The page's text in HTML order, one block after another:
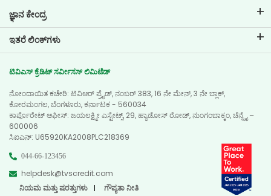
ಜ್ಞಾನ ಕೇಂದ್ರ
ಬ್ಲಾಗ್‌ಗಳು
ಎಫ್ಎಕ್ಯೂ ಗಳು
ಪ್ರಶಂಸಾಪತ್ರಗಳು
ವಿಡಿಯೋ ಗ್ಯಾಲರಿ
ಇತರೆ ಲಿಂಕ್‌ಗಳು
ಡೀಲರ್ ಲೊಕೇಟರ್
ಸೈಟ್ ಮ್ಯಾಪ್
ಟಿವಿಎಸ್ ಕ್ರೆಡಿಟ್ ಸರ್ವೀಸಸ್ ಲಿಮಿಟೆಡ್
ನೋಂದಾಯಿತ ಕಚೇರಿ: ಟಿವಿಆರ್ ಪ್ರೈಡ್, ನಂಬರ್ 383, 16 ನೇ ಮೇನ್, 3 ನೇ ಬ್ಲಾಕ್,
ಕೋರಮಂಗಲ, ಬೆಂಗಳೂರು, ಕರ್ನಾಟಕ - 560034
ಕಾರ್ಪೊರೇಟ್ ಆಫೀಸ್: ಜಯಲಕ್ಷ್ಮೀ ಎಸ್ಟೇಟ್ಸ್, 29, ಹ್ಯಾಡೋಸ್ ರೋಡ್, ನುಂಗಂಬಾಕ್ಕಂ, ಚೆನ್ನೈ –
600006
ಸಿಐಎನ್‌: U65920KA2008PLC218369
044-66-123456
helpdesk@tvscredit.com
ನಿಯಮ ಮತ್ತು ಷರತ್ತುಗಳು
ಗೌಪ್ಯತಾ ನೀತಿ